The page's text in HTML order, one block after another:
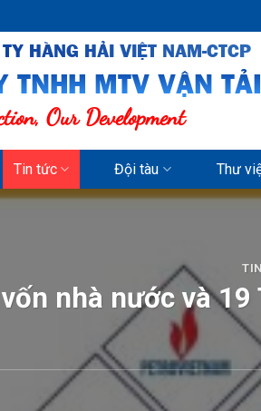
HÀNG HẢI VIỆT NAM-CTCP
TNHH MTV VẬN
Our Development
Tin tức Đội tàu Thư
nhà nước và